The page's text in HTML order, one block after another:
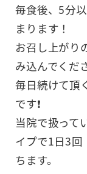
毎食後、5分
まります！
お召し上がり
み込んでくだ
毎日続けて頂
です❗️
当院で扱って
イプで1日3回
ちます。